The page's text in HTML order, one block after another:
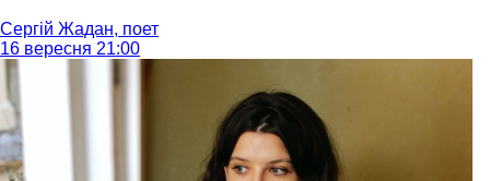
Сергій Жадан, поет
16 вересня 21:00